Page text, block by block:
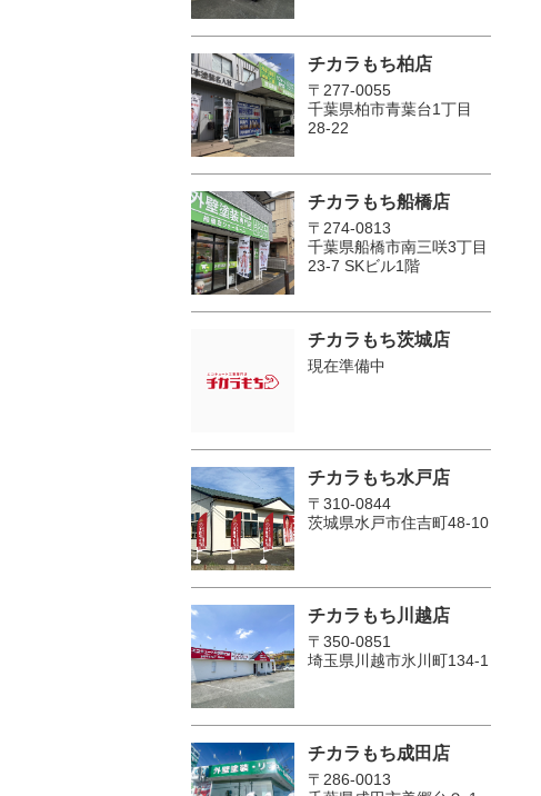
チカラもち柏店
〒277-0055
千葉県柏市青葉台1丁目
28-22
チカラもち船橋店
〒274-0813
千葉県船橋市南三咲3丁目
23-7 SKビル1階
チカラもち茨城店
現在準備中
チカラもち水戸店
〒310-0844
茨城県水戸市住吉町48-10
チカラもち川越店
〒350-0851
埼玉県川越市氷川町134-1
チカラもち成田店
〒286-0013